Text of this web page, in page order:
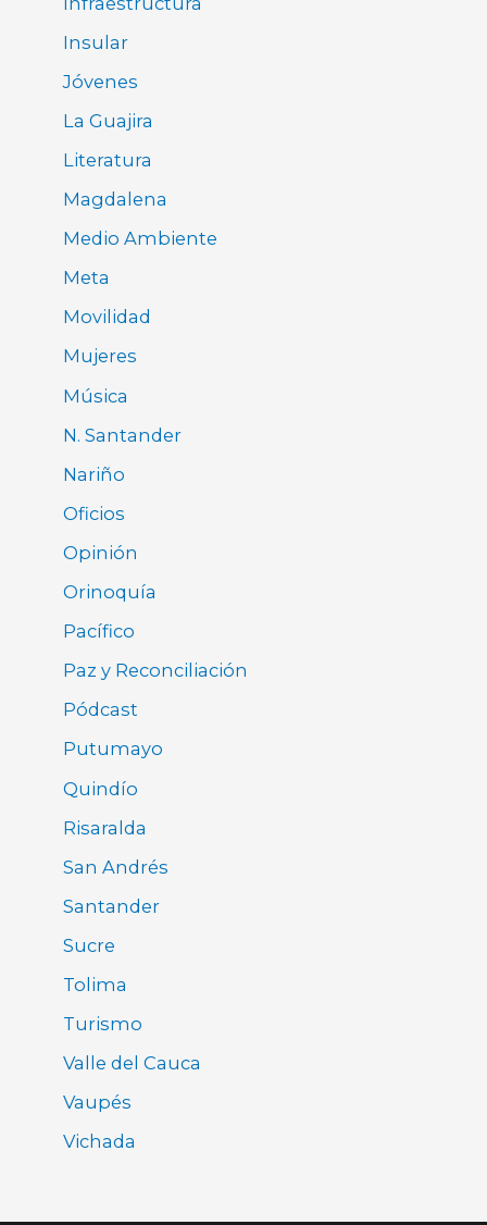
Insular
Jóvenes
La Guajira
Literatura
Magdalena
Medio Ambiente
Meta
Movilidad
Mujeres
Música
N. Santander
Nariño
Oficios
Opinión
Orinoquía
Pacífico
Paz y Reconciliación
Pódcast
Putumayo
Quindío
Risaralda
San Andrés
Santander
Sucre
Tolima
Turismo
Valle del Cauca
Vaupés
Vichada